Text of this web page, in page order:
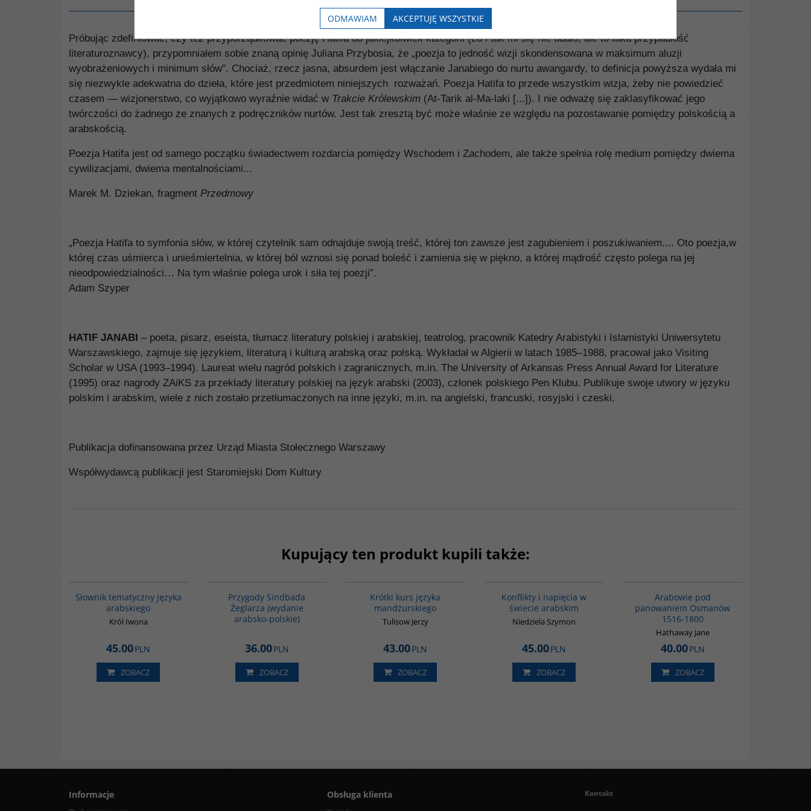
Próbując zdefiniować, czy też przyporządkować poezję Hatifa do jakiejkolwiek kategorii (co i tak mi się nie udało, ale to taka przypadłość
literaturoznawcy), przypomniałem sobie znaną opinię Juliana Przybosia, że „poezja to jedność wizji skondensowana w maksimum aluzji
wyobrażeniowych i mi­nimum słów". Chociaż, rzecz jasna, absurdem jest włączanie Janabiego do nurtu awangardy, to definicja powyższa wydała mi
się niezwykle adekwatna do dzieła, które jest przedmiotem niniejszych rozważań. Poezja Hatifa to przede wszystkim wizja, żeby nie powiedzieć
czasem — wizjonerstwo, co wyjąt­kowo wyraźnie widać w Trakcie Królewskim (At-Tarik al-Ma-laki [...]). I nie odważę się zaklasyfikować jego
twórczości do żadnego ze znanych z podręczników nurtów. Jest tak zresztą być może właśnie ze względu na pozostawanie pomię­dzy polskością a
arabskością.
Poezja Hatifa jest od samego początku świadectwem rozdarcia pomiędzy Wschodem i Zachodem, ale także spełnia rolę medium pomiędzy dwiema
cywilizacjami, dwiema mentalnościami...
Marek M. Dziekan, fragment Przedmowy
„Poezja Hatifa to symfonia słów, w której czytelnik sam odnajduje swoją treść, której ton zawsze jest zagubieniem i poszukiwaniem.... Oto poezja,w
której czas uśmierca i unieśmiertelnia, w której ból wznosi się ponad boleść i zamienia się w piękno, a której mądrość często polega na jej
nieodpowiedzialności… Na tym właśnie polega urok i siła tej poezji”.
Adam Szyper
HATIF JANABI – poeta, pisarz, eseista, tłumacz literatury polskiej i arabskiej, teatrolog, pracownik Katedry Arabistyki i Islamistyki Uniwersytetu
Warszawskiego, zajmuje się językiem, literaturą i kulturą arabską oraz polską. Wykładał w Algierii w latach 1985–1988, pracował jako Visiting
Scholar w USA (1993–1994). Laureat wielu nagród polskich i zagranicznych, m.in. The University of Arkansas Press Annual Award for Literature
(1995) oraz nagrody ZAiKS za przekłady literatury polskiej na język arabski (2003), członek polskiego Pen Klubu. Publikuje swoje utwory w języku
polskim i arabskim, wiele z nich zostało przetłumaczonych na inne języki, m.in. na angielski, francuski, rosyjski i czeski.
Publikacja dofinansowana przez Urząd Miasta Stołecznego Warszawy
Współwydawcą publikacji jest Staromiejski Dom Kultury
Kupujący ten produkt kupili także:
Słownik tematyczny języka
arabskiego
Król Iwona
45.00PLN
ZOBACZ
Przygody Sindbada
Żeglarza (wydanie
arabsko-polskie)
36.00PLN
ZOBACZ
Krótki kurs języka
mandżurskiego
Tulisow Jerzy
43.00PLN
ZOBACZ
Konflikty i napięcia w
świecie arabskim
Niedziela Szymon
45.00PLN
ZOBACZ
Arabowie pod
panowaniem Osmanów
1516-1800
Hathaway Jane
40.00PLN
ZOBACZ
Informacje Obsługa klienta Kontakt
ODMAWIAM AKCEPTUJĘ WSZYSTKIE